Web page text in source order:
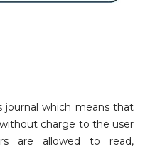
journal which means that
charge to the user
are allowed to read,